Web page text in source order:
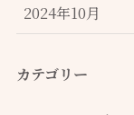
2024年10月
カテゴリー